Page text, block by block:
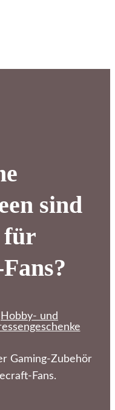
sind
für
Hobby- und
Gaming-Zubehör
Fans.